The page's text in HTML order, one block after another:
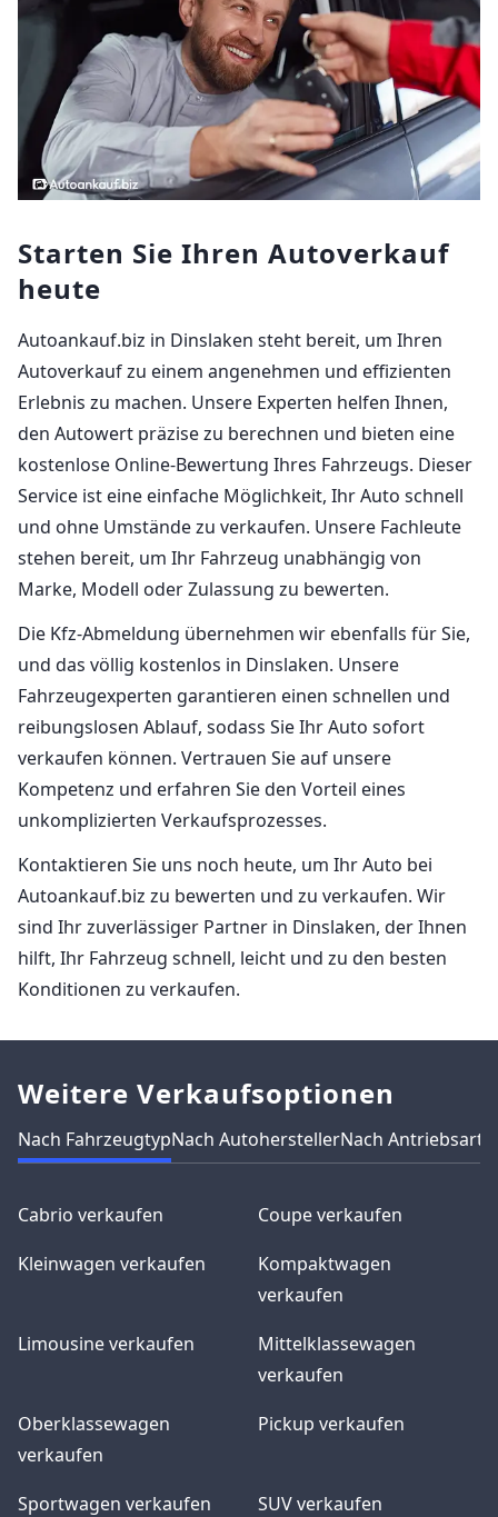
Starten Sie Ihren Autoverkauf
heute
Autoankauf.biz in Dinslaken steht bereit, um Ihren
Autoverkauf zu einem angenehmen und effizienten
Erlebnis zu machen. Unsere Experten helfen Ihnen,
den Autowert präzise zu berechnen und bieten eine
kostenlose Online-Bewertung Ihres Fahrzeugs. Dieser
Service ist eine einfache Möglichkeit, Ihr Auto schnell
und ohne Umstände zu verkaufen. Unsere Fachleute
stehen bereit, um Ihr Fahrzeug unabhängig von
Marke, Modell oder Zulassung zu bewerten.
Die Kfz-Abmeldung übernehmen wir ebenfalls für Sie,
und das völlig kostenlos in Dinslaken. Unsere
Fahrzeugexperten garantieren einen schnellen und
reibungslosen Ablauf, sodass Sie Ihr Auto sofort
verkaufen können. Vertrauen Sie auf unsere
Kompetenz und erfahren Sie den Vorteil eines
unkomplizierten Verkaufsprozesses.
Kontaktieren Sie uns noch heute, um Ihr Auto bei
Autoankauf.biz zu bewerten und zu verkaufen. Wir
sind Ihr zuverlässiger Partner in Dinslaken, der Ihnen
hilft, Ihr Fahrzeug schnell, leicht und zu den besten
Konditionen zu verkaufen.
Weitere Verkaufsoptionen
Nach FahrzeugtypNach AutoherstellerNach Antriebsart
Cabrio verkaufen
Coupe verkaufen
Kleinwagen verkaufen
Kompaktwagen
verkaufen
Limousine verkaufen
Mittelklassewagen
verkaufen
Oberklassewagen
verkaufen
Pickup verkaufen
Sportwagen verkaufen
SUV verkaufen